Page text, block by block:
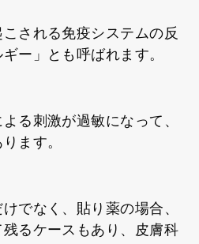
される免疫システムの反
ー」とも呼ばれます。
る刺激が過敏になって、
ます。
でなく、貼り薬の場合、
るケースもあり、皮膚科